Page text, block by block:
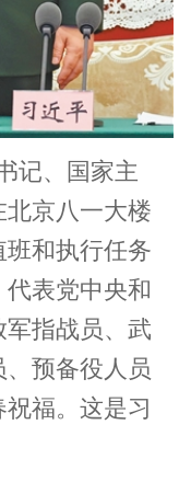
记、国家主
京八一大楼
班和执行任务
表党中央和
指战员、武
预备役人员
福。这是习